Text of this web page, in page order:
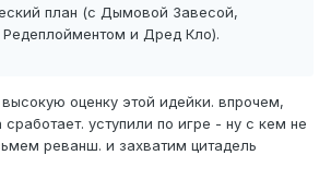
план (с Дымовой Завесой,
Редеплойментом и Дред Кло).
оценку этой идейки. впрочем,
уступили по игре - ну с кем не
реванш. и захватим цитадель